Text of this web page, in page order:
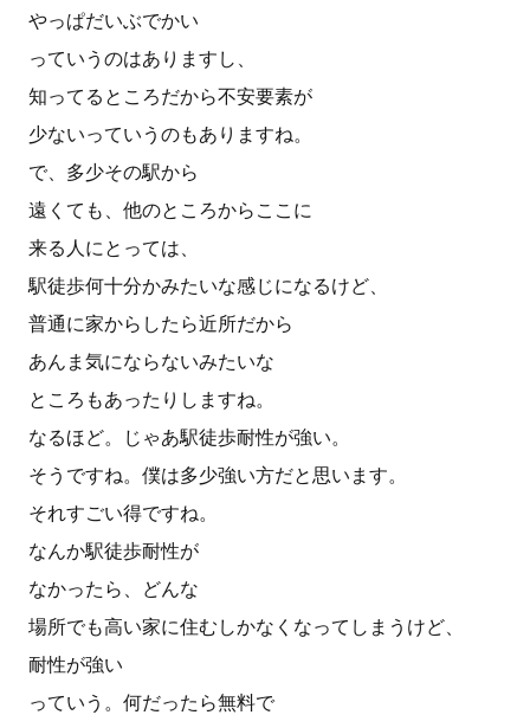
やっぱだいぶでかい
っていうのはありますし、
知ってるところだから不安要素が
少ないっていうのもありますね。
で、多少その駅から
遠くても、他のところからここに
来る人にとっては、
駅徒歩何十分かみたいな感じになるけど、
普通に家からしたら近所だから
あんま気にならないみたいな
ところもあったりしますね。
なるほど。じゃあ駅徒歩耐性が強い。
そうですね。僕は多少強い方だと思います。
それすごい得ですね。
なんか駅徒歩耐性が
なかったら、どんな
場所でも高い家に住むしかなくなってしまうけど、
耐性が強い
っていう。何だったら無料で